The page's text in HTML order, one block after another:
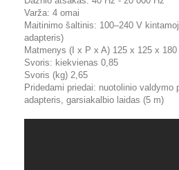
Varža: 4 omai
Maitinimo šaltinis: 100–240 V
adapteris)
Matmenys (I x P x A) 125 x 125 x
Svoris: kiekvienas 0,85
Svoris (kg) 2,65
Pridedami priedai: nuotolinio valdymo
adapteris, garsiakalbio laidas (5 m)